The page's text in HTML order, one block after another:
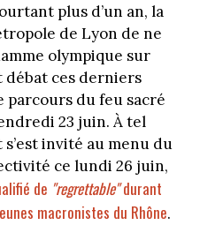
plus d’un an, la
de Lyon de ne
olympique sur
ces derniers
parcours du feu sacré
23 juin. À tel
invité au menu du
ce lundi 26 juin,
de "regrettable"durant
macronistes du Rhône.